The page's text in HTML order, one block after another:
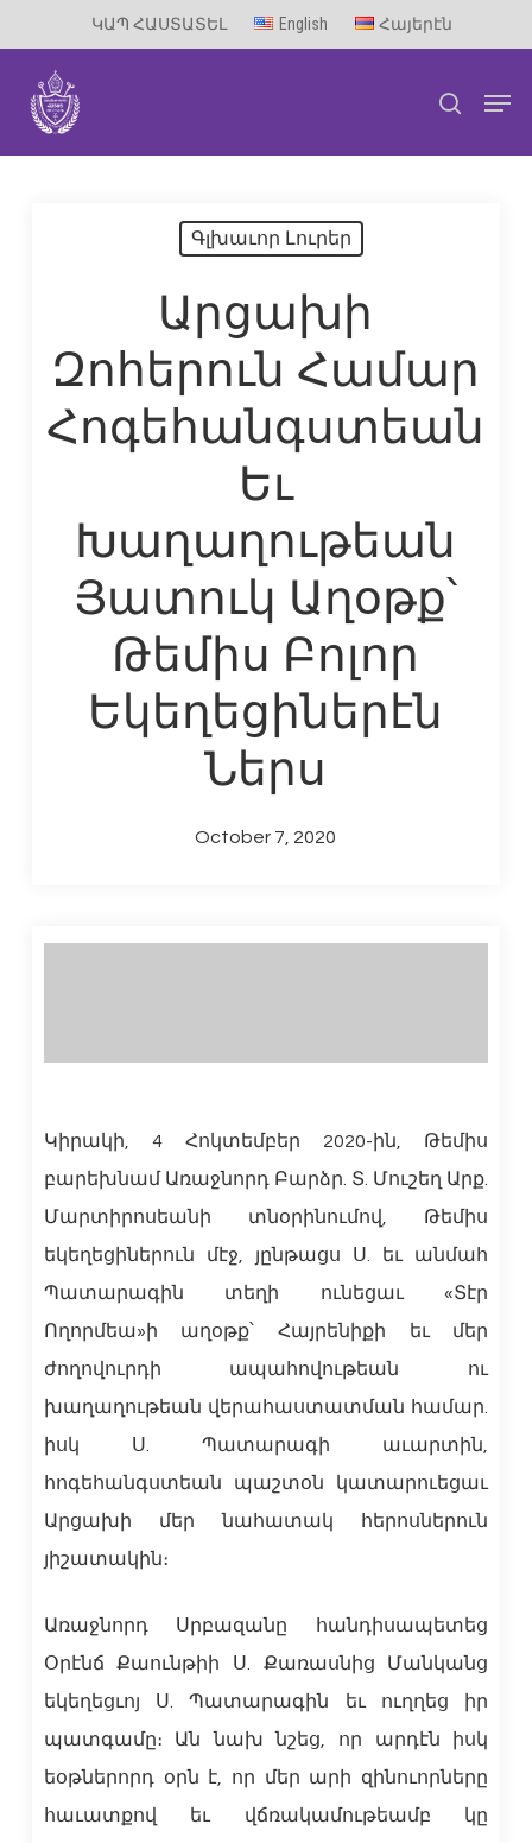
main
content
ԿԱՊ ՀԱՍՏԱՏԵԼ English Հայերէն
search
Գլխաւոր Լուրեր
Արցախի
Զոհերուն Համար
Հոգեհանգստեան
Եւ
Խաղաղութեան
Յատուկ Աղօթք՝
Թեմիս Բոլոր
Եկեղեցիներէն
Ներս
October 7, 2020
Կիրակի, 4 Հոկտեմբեր 2020-ին, Թեմիս
բարեխնամ Առաջնորդ Բարձր. Տ. Մուշեղ Արք.
Մարտիրոսեանի տնօրինումով, Թեմիս
եկեղեցիներուն մէջ, յընթացս Ս. եւ անմահ
Պատարագին տեղի ունեցաւ «Տէր
Ողորմեա»ի աղօթք՝ Հայրենիքի եւ մեր
ժողովուրդի ապահովութեան ու
խաղաղութեան վերահաստատման համար.
իսկ Ս. Պատարագի աւարտին,
հոգեհանգստեան պաշտօն կատարուեցաւ
Արցախի մեր նահատակ հերոսներուն
յիշատակին։
Առաջնորդ Սրբազանը հանդիսապետեց
Օրէնճ Քաունթիի Ս. Քառասնից Մանկանց
եկեղեցւոյ Ս. Պատարագին եւ ուղղեց իր
պատգամը։ Ան նախ նշեց, որ արդէն իսկ
եօթներորդ օրն է, որ մեր արի զինուորները
հաւատքով եւ վճռակամութեամբ կը